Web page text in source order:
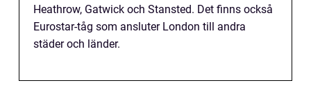
Heathrow, Gatwick och Stansted. Det finns också
Eurostar-tåg som ansluter London till andra
städer och länder.